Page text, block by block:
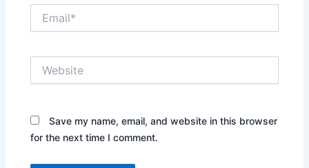
Save my name, email, and website in this browser
for the next time I comment.